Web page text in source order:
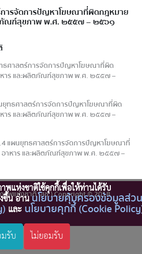
แห่งชาติใช้คุกกี้เพื่อให้ท่านได้รับ
ขึ้น อ่านนโยบายคุ้มครองข้อมูลส่วน
และนโยบายคุกกี้ (Cookie
รับ ไม่ยอมรับ
ารจัดการปัญหาโฆษณาที่ผิดกฎหมาย
ภัณฑ์สุขภาพ พ.ศ. ๒๕๕๗ – ๒๕๖๑
ธศาสตร์การจัดการปัญหาโฆษณาที่ผิด
าร และผลิตภัณฑ์สุขภาพ พ.ศ. ๒๕๕๗ –
ยุทธศาสตร์การจัดการปัญหาโฆษณาที่ผิด
าร และผลิตภัณฑ์สุขภาพ พ.ศ. ๒๕๕๗ –
แผนยุทธศาสตร์การจัดการปัญหาโฆษณาที่
าหาร และผลิตภัณฑ์สุขภาพ พ.ศ. ๒๕๕๗ –
พแห่งชาติ (สช.) Copyright © 2018